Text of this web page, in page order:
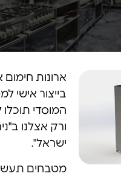
ארונות חימום
בייצור אישי
המוסדי
ורק אצלנו
ישראל".
מטבחים